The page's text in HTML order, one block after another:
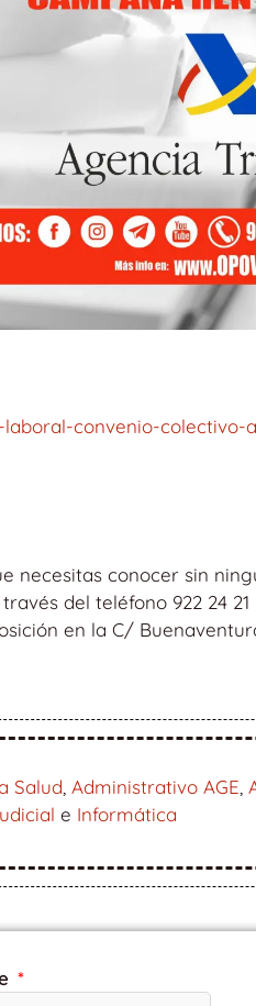
convenio-colectivo-
necesitas conocer sin
del teléfono 922 24 21
en la C/
Salud, Administrativo AGE,
e Informática